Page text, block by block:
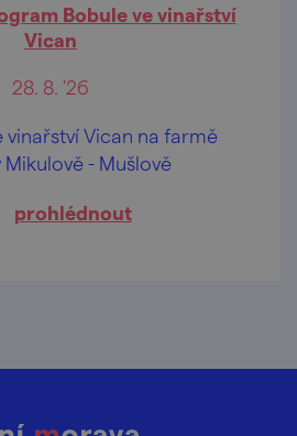
Bobule ve vinařství
Vican
28. 8. '26
vinařství Vican na farmě
Mikulově - Mušlově
prohlédnout